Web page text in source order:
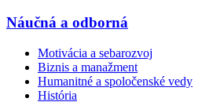
Náučná a odborná
Motivácia a sebarozvoj
Biznis a manažment
Humanitné a spoločenské vedy
História